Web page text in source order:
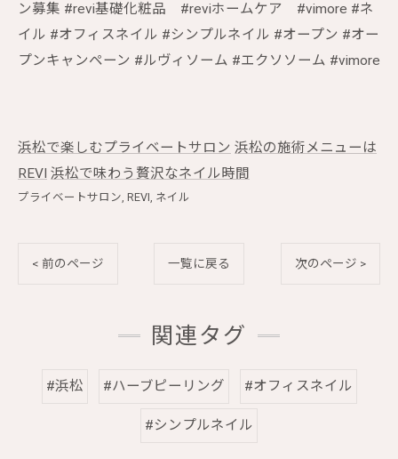
ン募集 #revi基礎化粧品 #reviホームケア #vimore #ネ
イル #オフィスネイル #シンプルネイル #オープン #オー
プンキャンペーン #ルヴィソーム #エクソソーム #vimore
浜松で楽しむプライベートサロン 浜松の施術メニューは
REVI 浜松で味わう贅沢なネイル時間
プライベートサロン REVI ネイル
< 前のページ 一覧に戻る 次のページ >
関連タグ
#浜松 #ハーブピーリング #オフィスネイル
#シンプルネイル